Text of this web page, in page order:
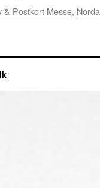
Postkort Messe,